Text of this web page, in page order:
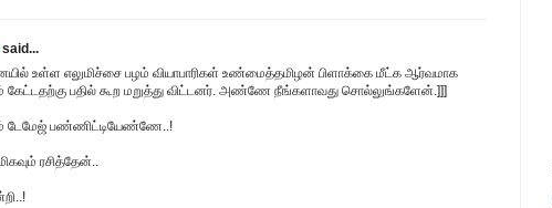
said...
உள்ள எலுமிச்சை பழம் வியாபாரிகள் உண்மைத்தமிழன் பிளாக்கை மீட்க ஆர்வமாக
பதில் கூற மறுத்து விட்டனர். அண்ணே நீங்களாவது சொல்லுங்களேன்.]]]
டேமேஜ் பண்ணிட்டியேண்ணே..!
ரசித்தேன்..